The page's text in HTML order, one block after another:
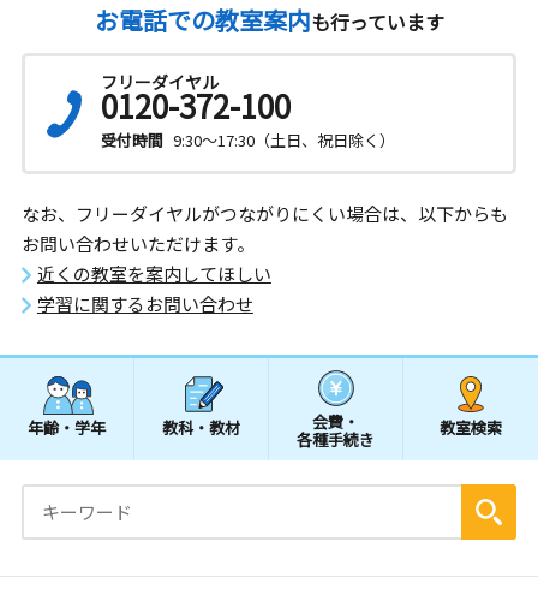
お電話での教室案内も行っています
フリーダイヤル
0120-372-100
受付時間 9:30～17:30（土日、祝日除く）
なお、フリーダイヤルがつながりにくい場合は、以下からも
お問い合わせいただけます。
近くの教室を案内してほしい
学習に関するお問い合わせ
年齢・学年 教科・教材 会費・
各種手続き
教室検索